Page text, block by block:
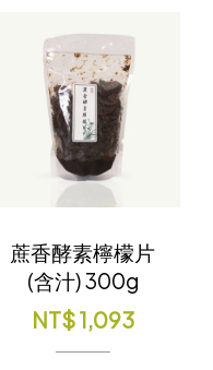
蔗香酵素檸檬片
(含汁) 300g
NT$1,093